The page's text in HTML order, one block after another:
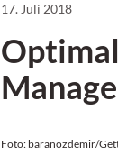
17. Juli 2018
Foto: baranozdemir/